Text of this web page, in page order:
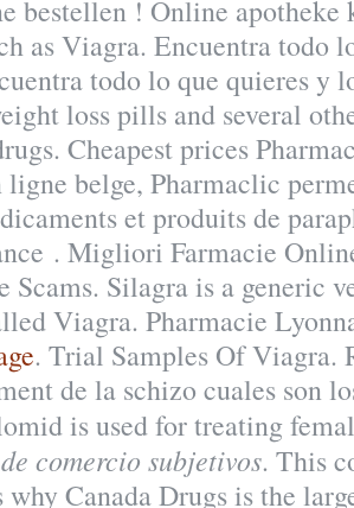
bestellen ! Online apotheke
as Viagra. Encuentra todo
todo lo que quieres y
loss pills and several
Cheapest prices
ligne belge, Pharmaclic
et produits de
. Migliori Farmacie
Scams. Silagra is a generic
Viagra. Pharmacie
. Trial Samples Of Viagra.
de la schizo cuales son
is used for treating
comercio subjetivos. This
why Canada Drugs is the